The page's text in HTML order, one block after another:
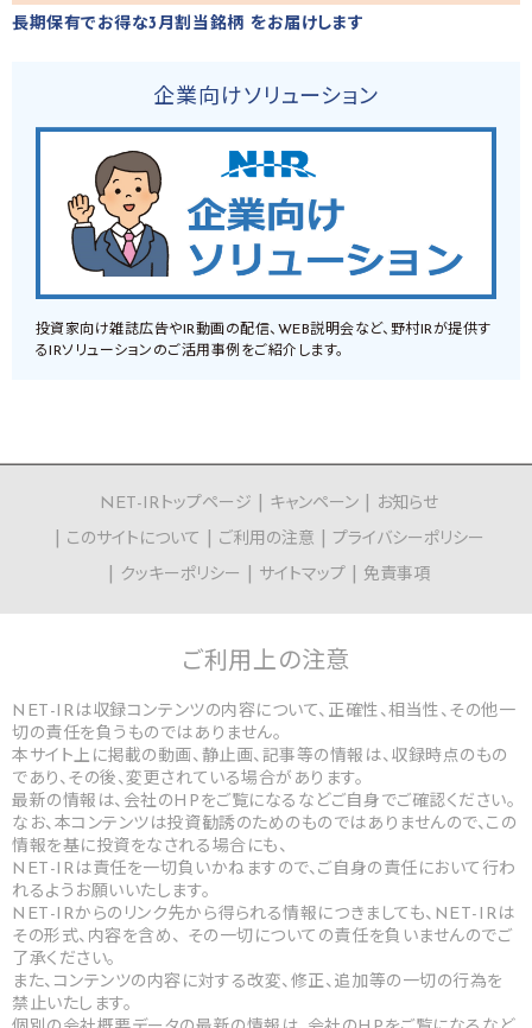
長期保有でお得な3月割当銘柄 をお届けします
企業向けソリューション
投資家向け雑誌広告やIR動画の配信、WEB説明会など、野村IRが提供す
るIRソリューションのご活用事例をご紹介します。
NET-IRトップページ キャンペーン
お知らせ
このサイトについて
ご利用の注意
プライバシーポリシー
クッキーポリシー
サイトマップ 免責事項
ご利用上の注意
NET-IRは収録コンテンツの内容について、正確性、相当性、その他一
切の責任を負うものではありません。
本サイト上に掲載の動画、静止画、記事等の情報は、収録時点のもの
であり、その後、変更されている場合があります。
最新の情報は、会社のHPをご覧になるなどご自身でご確認ください。
なお、本コンテンツは投資勧誘のためのものではありませんので、この
情報を基に投資をなされる場合にも、
NET-IRは責任を一切負いかねますので、ご自身の責任において行わ
れるようお願いいたします。
NET-IRからのリンク先から得られる情報につきましても、NET-IRは
その形式、内容を含め、 その一切についての責任を負いませんのでご
了承ください。
また、コンテンツの内容に対する改変、修正、追加等の一切の行為を
禁止いたします。